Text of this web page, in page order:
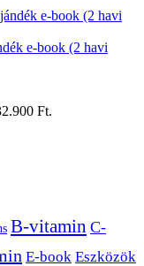
e-book (2 havi
Ft.
B-vitamin C-
E-book Eszközök